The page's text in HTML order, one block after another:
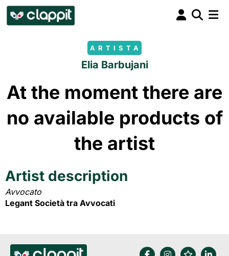
ARTISTA
Elia Barbujani
At the moment there are
no available products of
the artist
Artist description
Avvocato
Legant Società tra Avvocati